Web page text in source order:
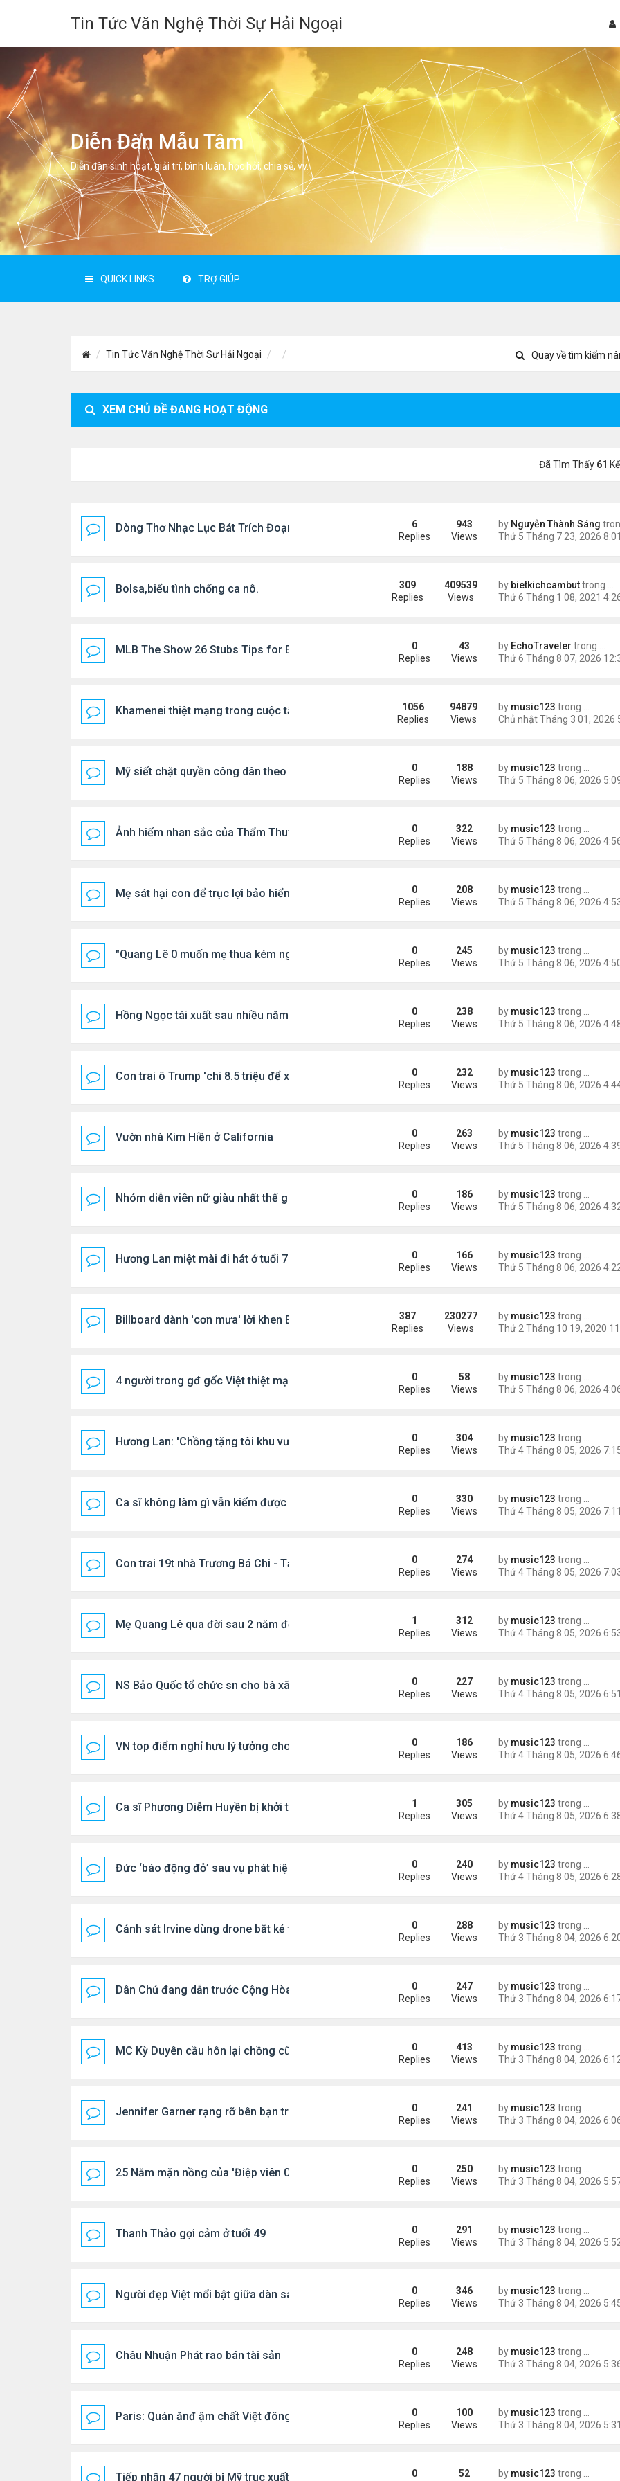
Tin Tức Văn Nghệ Thời Sự Hải Ngoại
Diễn Đàn Mẫu Tâm
Diễn đàn sinh hoạt, giải trí, bình luân, học hỏi, chia sẻ, vv.
QUICK LINKS TRỢ GIÚP
Tin Tức Văn Nghệ Thời Sự Hải Ngoại Quay về tìm kiếm
XEM CHỦ ĐỀ ĐANG HOẠT ĐỘNG
Đã Tìm Thấy 61
Dòng Thơ Nhạc Lục Bát Trích Đoạn - Gõ Google: nhat lang thu quan by Nguyễn Thành Sáng
6
Replies
943
Views
Bolsa,biểu tình chống ca nô. by bietkichcambuttrong
309
Replies
409539
Views
MLB The Show 26 Stubs Tips for Efficient Marketplace Trading Decisions by EchoTraveler trong
0
Replies
43
Views
Khamenei thiệt mạng trong cuộc tấn công phối hợp giữa Mỹ và Israel by music123 trong
1056
Replies
94879
Views
Mỹ siết chặt quyền công dân theo nơi sinh, mở rộng chống “du lịch sinh con”by music123 trong
0
Replies
188
Views
Ảnh hiếm nhan sắc của Thẩm Thuý Hằng by music123 trong
0
Replies
322
Views
Mẹ sát hại con để trục lợi bảo hiểm by music123 trong
0
Replies
208
Views
"Quang Lê 0 muốn mẹ thua kém người khác" by music123 trong
0
Replies
245
Views
Hồng Ngọc tái xuất sau nhiều năm ở ẩn by music123 trong
0
Replies
238
Views
Con trai ô Trump 'chi 8.5 triệu để xóa ràng buộc với vị hôn thê cũ by music123 trong
0
Replies
232
Views
Vườn nhà Kim Hiền ở California by music123 trong
0
Replies
263
Views
Nhóm diễn viên nữ giàu nhất thế giới by music123 trong
0
Replies
186
Views
Hương Lan miệt mài đi hát ở tuổi 70 by music123 trong
0
Replies
166
Views
Billboard dành 'cơn mưa' lời khen BTS by music123 trong
387
Replies
230277
Views
4 người trong gđ gốc Việt thiệt mạng vì tai nạn xe hơi by music123 trong
0
Replies
58
Views
Hương Lan: 'Chồng tặng tôi khu vườn tình yêu' by music123 trong
0
Replies
304
Views
Ca sĩ không làm gì vẫn kiếm được 400 triệu đồng/tháng by music123 trong
0
Replies
330
Views
Con trai 19t nhà Trương Bá Chi - Tạ Đình Phong by music123 trong
0
Replies
274
Views
Mẹ Quang Lê qua đời sau 2 năm đột quỵ. by music123 trong
1
Replies
312
Views
NS Bảo Quốc tổ chức sn cho bà xã by music123 trong
0
Replies
227
Views
VN top điểm nghỉ hưu lý tưởng cho người Mỹ by music123 trong
0
Replies
186
Views
Ca sĩ Phương Diễm Huyền bị khởi tố by music123 trong
1
Replies
305
Views
Đức ‘báo động đỏ’ sau vụ phát hiện UAV mang chất nổ ở sân bay by music123 trong
0
Replies
240
Views
Cảnh sát Irvine dùng drone bắt kẻ trộm trong Walmart by music123 trong
0
Replies
288
Views
Dân Chủ đang dẫn trước Cộng Hòa trong các cuộc thăm dò dư luận by music123 trong
0
Replies
247
Views
MC Kỳ Duyên cầu hôn lại chồng cũ by music123 trong
0
Replies
413
Views
Jennifer Garner rạng rỡ bên bạn trai kém 6 tuổi by music123 trong
0
Replies
241
Views
25 Năm mặn nồng của 'Điệp viên 007' by music123 trong
0
Replies
250
Views
Thanh Thảo gợi cảm ở tuổi 49 by music123 trong
0
Replies
291
Views
Người đẹp Việt mổi bật giữa dàn sao châu Á by music123 trong
0
Replies
346
Views
Châu Nhuận Phát rao bán tài sản by music123 trong
0
Replies
248
Views
Paris: Quán ănđ ậm chất Việt đông kín khách chờ by music123 trong
0
Replies
100
Views
Tiếp nhận 47 người bị Mỹ trục xuất, Công an khuyến cáo by music123 trong
0
52